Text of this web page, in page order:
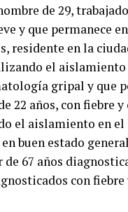
de 29,
y que permanece
residente en la
el aislamiento
gripal y que
22 años, con fiebre
el aislamiento en
buen estado
67 años
con